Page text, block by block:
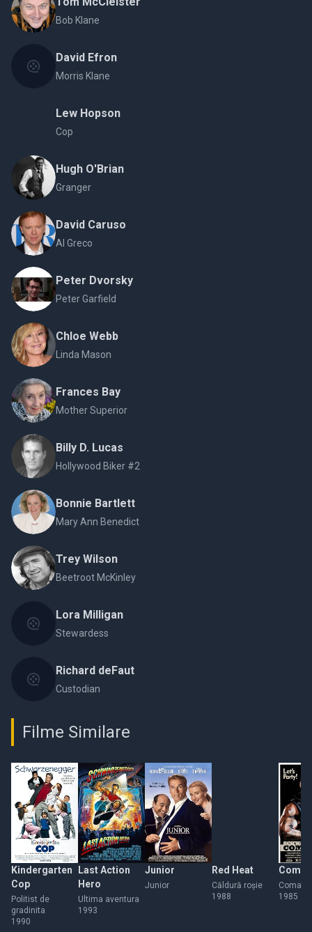
Bob Klane
David Efron
Morris Klane
Lew Hopson
Cop
Hugh O'Brian
Granger
David Caruso
Al Greco
Peter Dvorsky
Peter Garfield
Chloe Webb
Linda Mason
Frances Bay
Mother Superior
Billy D. Lucas
Hollywood Biker #2
Bonnie Bartlett
Mary Ann Benedict
Trey Wilson
Beetroot McKinley
Lora Milligan
Stewardess
Richard deFaut
Custodian
Filme Similare
Kindergarten
Cop
Politist de
gradinita
1990
Last Action
Hero
Ultima aventura
1993
Junior
Junior
Red Heat
Căldură roşie
1988
1985